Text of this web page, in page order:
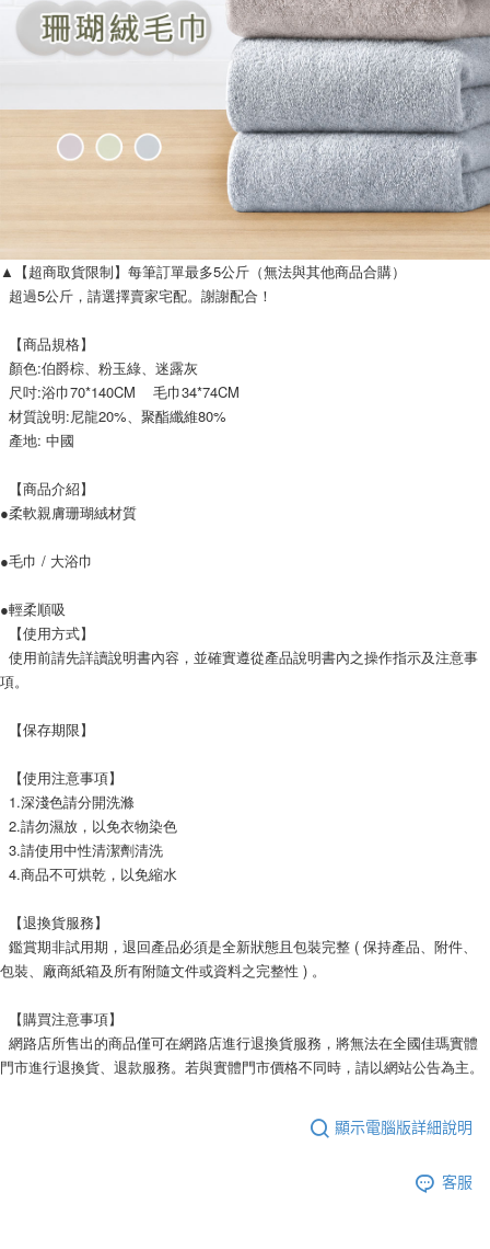
▲【超商取貨限制】每筆訂單最多5公斤（無法與其他商品合購）
  超過5公斤，請選擇賣家宅配。謝謝配合！
  【商品規格】
  顏色:伯爵棕、粉玉綠、迷露灰
  尺吋:浴巾70*140CM    毛巾34*74CM
  材質說明:尼龍20%、聚酯纖維80%
  產地: 中國
  【商品介紹】
●柔軟親膚珊瑚絨材質
●毛巾 / 大浴巾
●輕柔順吸
  【使用方式】
項。
  【保存期限】
  【使用注意事項】
  1.深淺色請分開洗滌
  2.請勿濕放，以免衣物染色
  3.請使用中性清潔劑清洗
  4.商品不可烘乾，以免縮水
  【退換貨服務】
包裝、廠商紙箱及所有附隨文件或資料之完整性 ) 。
  【購買注意事項】
門市進行退換貨、退款服務。若與實體門市價格不同時，請以網站公告為主。
顯示電腦版詳細說明
客服